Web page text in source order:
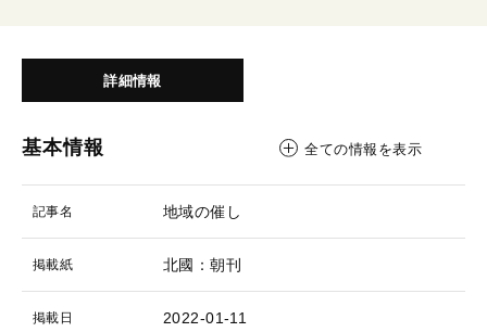
詳細情報
基本情報 全ての情報を表示
記事名 地域の催し
掲載紙 北國：朝刊
掲載日 2022-01-11